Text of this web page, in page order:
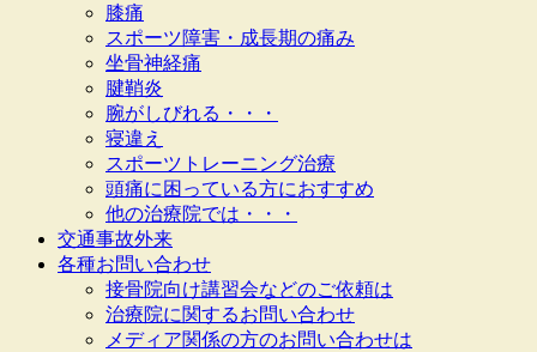
膝痛
スポーツ障害・成長期の痛み
坐骨神経痛
腱鞘炎
腕がしびれる・・・
寝違え
スポーツトレーニング治療
頭痛に困っている方におすすめ
他の治療院では・・・
交通事故外来
各種お問い合わせ
接骨院向け講習会などのご依頼は
治療院に関するお問い合わせ
メディア関係の方のお問い合わせは